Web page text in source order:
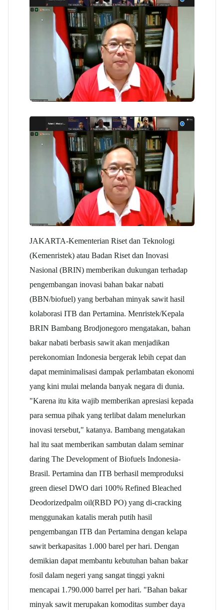
JAKARTA-Kementerian Riset dan Teknologi
(Kemenristek) atau Badan Riset dan Inovasi
Nasional (BRIN) memberikan dukungan terhadap
pengembangan inovasi bahan bakar nabati
(BBN/biofuel) yang berbahan minyak sawit hasil
kolaborasi ITB dan Pertamina. Menristek/Kepala
BRIN Bambang Brodjonegoro mengatakan, bahan
bakar nabati berbasis sawit akan menjadikan
perekonomian Indonesia bergerak lebih cepat dan
dapat meminimalisasi dampak perlambatan ekonomi
yang kini mulai melanda banyak negara di dunia.
"Karena itu kita wajib memberikan apresiasi kepada
para semua pihak yang terlibat dalam menelurkan
inovasi tersebut," katanya. Bambang mengatakan
hal itu saat memberikan sambutan dalam seminar
daring The Development of Biofuels Indonesia-
Brasil. Pertamina dan ITB berhasil memproduksi
green diesel DWO dari 100% Refined Bleached
Deodorizedpalm oil(RBD PO) yang di-cracking
menggunakan katalis merah putih hasil
pengembangan ITB dan Pertamina dengan kelapa
sawitberkapasitas 1.000 barel per hari. Dengan
demikian dapat membantu kebutuhan bahan bakar
fosil dalam negeri yang sangat tinggi yakni
mencapai 1.790.000 barrel per hari. "Bahan bakar
minyak sawit merupakan komoditas sumber daya